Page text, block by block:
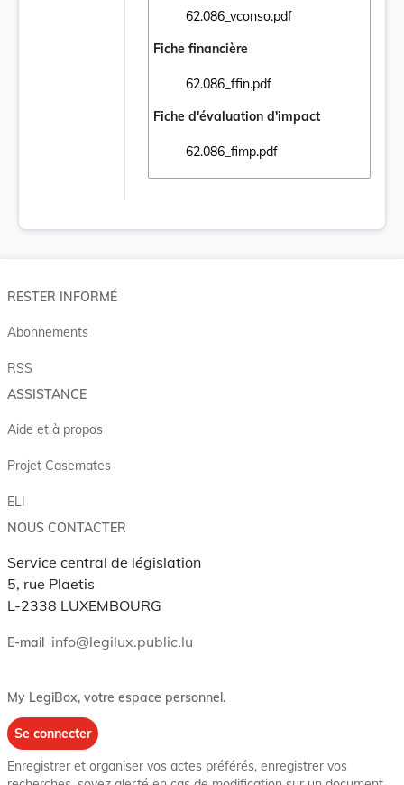
62.086_vconso.pdf
Ouvrir le document 62.086_vconso.pdf
Fiche financière
62.086_ffin.pdf
Ouvrir le document 62.086_ffin.pdf dans
Fiche d'évaluation d'impact
62.086_fimp.pdf
Ouvrir le document 62.086_fimp.pdf dans
RESTER INFORMÉ
Abonnements
RSS
ASSISTANCE
Aide et à propos
Projet Casemates
ELI
NOUS CONTACTER
Service central de législation
5, rue Plaetis
L-2338 LUXEMBOURG
E-mail info@legilux.public.lu
My LegiBox, votre espace personnel.
Se connecter
Enregistrer et organiser vos actes préférés, enregistrer vos